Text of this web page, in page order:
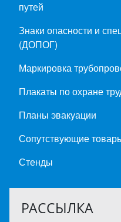
путей
Знаки опасности и
(ДОПОГ)
Маркировка
Плакаты по охране
Планы эвакуации
Сопутствующие
Стенды
РАССЫЛКА